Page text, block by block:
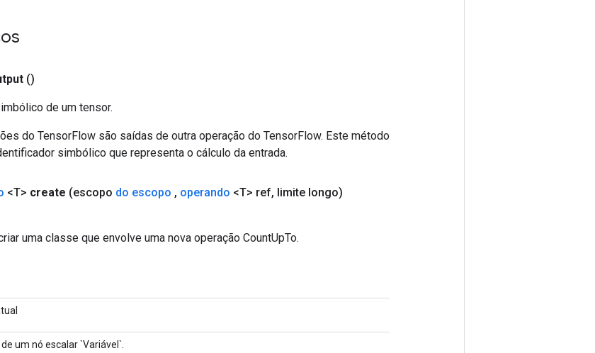
()
de um tensor.
do TensorFlow são saídas de outra operação do TensorFlow. Este método
simbólico que representa o cálculo da entrada.
<T> create (escopo do escopo , operando <T> ref, limite longo)
uma classe que envolve uma nova operação CountUpTo.
um nó escalar `Variável`.